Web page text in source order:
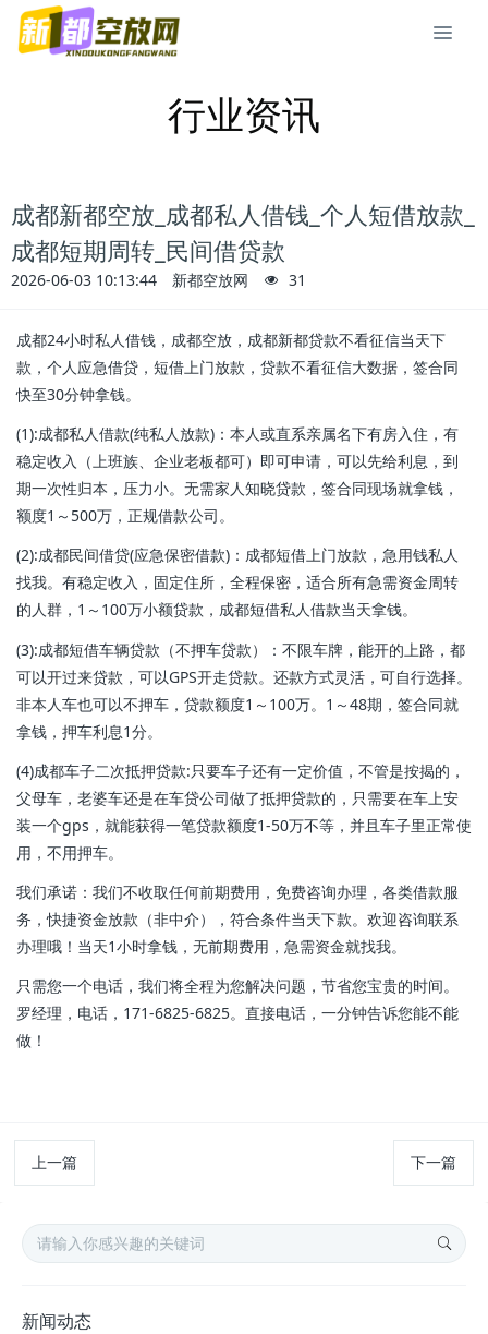
行业资讯
成都新都空放_成都私人借钱_个人短借放款_
成都短期周转_民间借贷款
2026-06-03 10:13:44 新都空放网 31
成都24小时私人借钱，成都空放，成都新都贷款不看征信当天下
款，个人应急借贷，短借上门放款，贷款不看征信大数据，签合同
快至30分钟拿钱。
(1):成都私人借款(纯私人放款)：本人或直系亲属名下有房入住，有
稳定收入（上班族、企业老板都可）即可申请，可以先给利息，到
期一次性归本，压力小。无需家人知晓贷款，签合同现场就拿钱，
额度1～500万，正规借款公司。
(2):成都民间借贷(应急保密借款)：成都短借上门放款，急用钱私人
找我。有稳定收入，固定住所，全程保密，适合所有急需资金周转
的人群，1～100万小额贷款，成都短借私人借款当天拿钱。
(3):成都短借车辆贷款（不押车贷款）：不限车牌，能开的上路，都
可以开过来贷款，可以GPS开走贷款。还款方式灵活，可自行选择。
非本人车也可以不押车，贷款额度1～100万。1～48期，签合同就
拿钱，押车利息1分。
(4)成都车子二次抵押贷款:只要车子还有一定价值，不管是按揭的，
父母车，老婆车还是在车贷公司做了抵押贷款的，只需要在车上安
装一个gps，就能获得一笔贷款额度1-50万不等，并且车子里正常使
用，不用押车。
我们承诺：我们不收取任何前期费用，免费咨询办理，各类借款服
务，快捷资金放款（非中介），符合条件当天下款。欢迎咨询联系
办理哦！当天1小时拿钱，无前期费用，急需资金就找我。
只需您一个电话，我们将全程为您解决问题，节省您宝贵的时间。
罗经理，电话，171-6825-6825。直接电话，一分钟告诉您能不能
做！
上一篇 下一篇
新闻动态